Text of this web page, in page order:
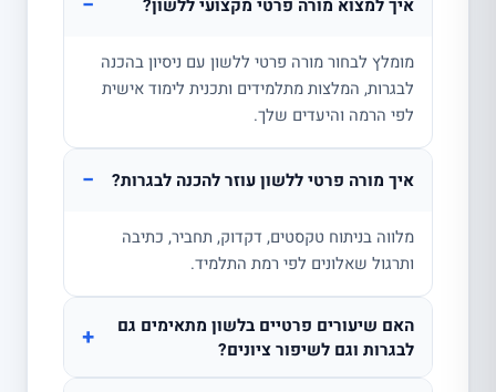
איך למצוא מורה פרטי מקצועי ללשון?
מומלץ לבחור מורה פרטי ללשון עם ניסיון בהכנה
לבגרות, המלצות מתלמידים ותכנית לימוד אישית
לפי הרמה והיעדים שלך.
איך מורה פרטי ללשון עוזר להכנה לבגרות? −
מלווה בניתוח טקסטים, דקדוק, תחביר, כתיבה
ותרגול שאלונים לפי רמת התלמיד.
האם שיעורים פרטיים בלשון מתאימים גם
לבגרות וגם לשיפור ציונים?
+